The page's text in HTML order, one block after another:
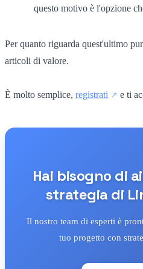
questo motivo è l'opzione
Per quanto riguarda quest'ultimo
articoli di valore.
È molto semplice, registrati e ti
Hai bisogno di
strategia di
Il nostro team di esperti è
tuo progetto con